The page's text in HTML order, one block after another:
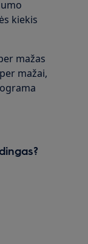
kiekis
mažas
mažai,